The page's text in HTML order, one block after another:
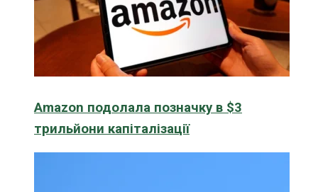
Amazon подолала позначку в $3
трильйони капіталізації